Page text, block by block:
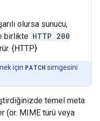
olursa sunucu,
birlikte HTTP 200
{HTTP}
için PATCH simgesini
temel meta
(ör. MIME türü veya